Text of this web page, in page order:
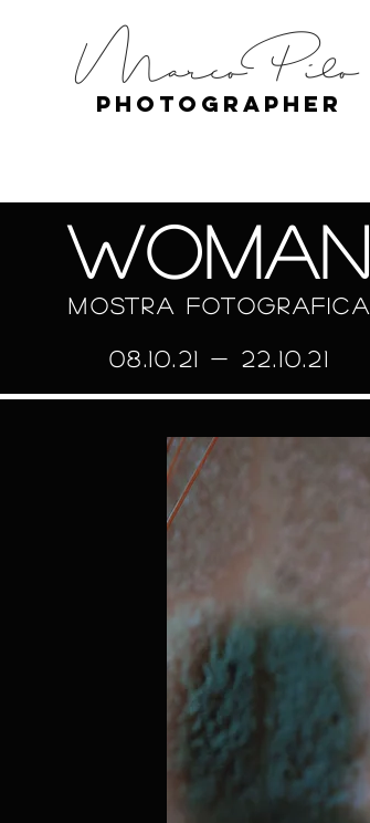
Marco Pilo
photographer
WOMAN
mostra fotografica
08.10.21 - 22.10.21